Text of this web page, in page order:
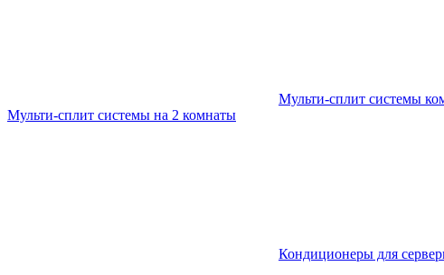
Мульти-сплит системы
Мульти-сплит системы на 2 комнаты
Кондиционеры для